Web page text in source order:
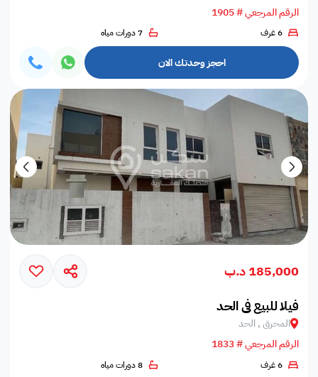
الرقم المرجعي # 1905
6 غرف 7 دورات مياه
احجز وحدتك الان
185,000 د.ب
فيلا للبيع في الحد
المحرق , الحد
الرقم المرجعي # 1833
6 غرف 8 دورات مياه